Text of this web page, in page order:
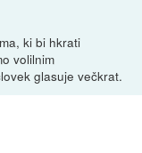
ki bi hkrati
volilnim
glasuje večkrat.